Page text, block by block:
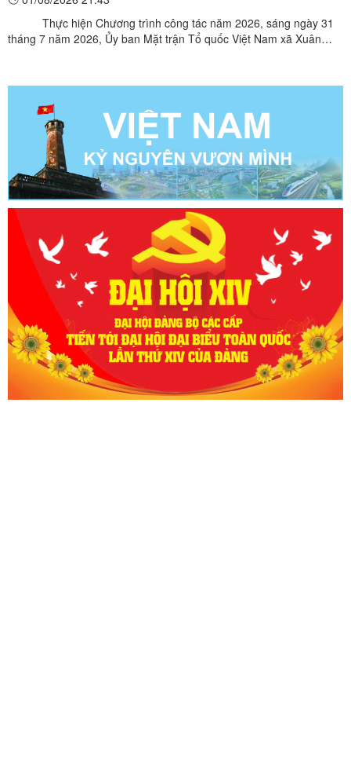
Thực hiện Chương trình công tác năm 2026, sáng ngày 31
tháng 7 năm 2026, Ủy ban Mặt trận Tổ quốc Việt Nam xã Xuân
nhiệm vụ trọng tâm trong thời gian tới và đề ra ...